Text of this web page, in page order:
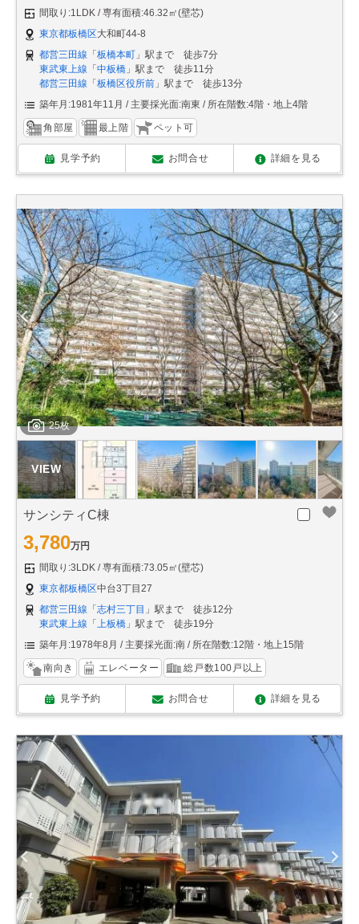
間取り:1LDK
専有面積:46.32㎡(壁芯)
東京都板橋区大和町44-8
都営三田線 「 板橋本町 」駅まで 徒歩7分
東武東上線 「 中板橋 」駅まで 徒歩11分
都営三田線 「 板橋区役所前 」駅まで 徒歩13分
築年月:1981年11月
主要採光面:南東 所在階数:4階・地上4階
角部屋 最上階 ペット可
見学予約 お問合せ 詳細を見る
25枚
サンシティC棟
3,780万円
間取り:3LDK
専有面積:73.05㎡(壁芯)
東京都板橋区中台3丁目27
都営三田線 「志村三丁目 」駅まで 徒歩12分
東武東上線 「 上板橋 」駅まで 徒歩19分
築年月:1978年8月
主要採光面:南 所在階数:12階・地上15階
南向き エレベーター 総戸数100戸以上
見学予約 お問合せ 詳細を見る